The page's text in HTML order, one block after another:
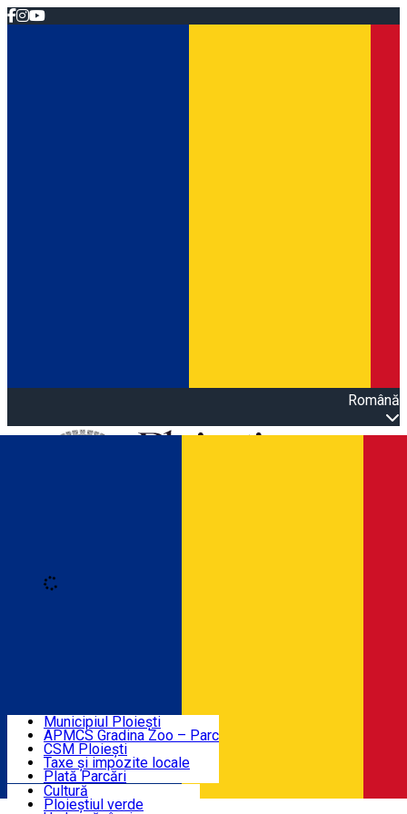
Română
Agenda evenimentelor
Știri Primărie
Turist în Ploiești
Contact
Municipiul Ploiești
APMCS Gradina Zoo – Parc
CSM Ploiești
Taxe și impozite locale
Plată Parcări
Cultură
Ploieștiul verde